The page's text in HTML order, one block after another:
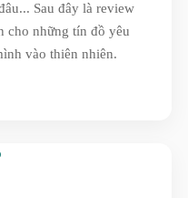
Sau đây là review
cho những tín đồ yêu
vào thiên nhiên.